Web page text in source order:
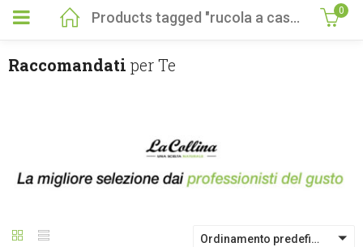
Products tagged "rucola a casa" 0
Raccomandati per Te
Ordinamento predefinito